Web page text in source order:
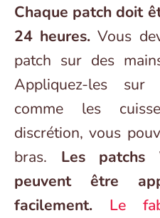
Chaque patch doit
24 heures. Vous
patch sur des
Appliquez-les
comme les
discrétion, vous
bras. Les patchs
peuvent être
facilement. Le